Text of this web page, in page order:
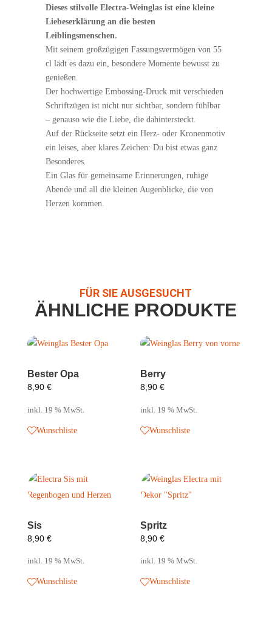
Dieses stilvolle Electra-Weinglas ist eine kleine
Liebeserklärung an die besten
Leiblingsmenschen.
Mit seinem großzügigen Fassungsvermögen von 55
cl lädt es dazu ein, besondere Momente bewusst zu
genießen.
Der hochwertige Embossing-Druck mit verschieden
Schriftzügen ist nicht nur sichtbar, sondern fühlbar
– genauso wie die Liebe, die dahintersteckt.
Auf der Rückseite setzt ein Herz- oder Kronenmotiv
ein leises, aber klares Zeichen: Du bist etwas ganz
Besonderes.
Ein Glas für gemeinsame Erinnerungen, ruhige
Abende und all die kleinen Augenblicke, die von
Herzen kommen.
FÜR SIE AUSGESUCHT
ÄHNLICHE PRODUKTE
Bester Opa
8,90 €
inkl. 19 % MwSt.
Wunschliste
Berry
8,90€
inkl. 19 % MwSt.
Wunschliste
Sis
8,90 €
inkl. 19 % MwSt.
Wunschliste
Spritz
8,90€
inkl. 19 % MwSt.
Wunschliste